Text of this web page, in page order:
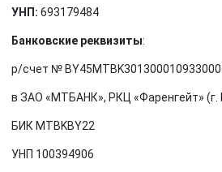
УНП: 693179484
Банковские реквизиты:
р/счет №
в ЗАО «МТБАНК», РКЦ «Фаренгейт» (г.
БИК MTBKBY22
УНП 100394906